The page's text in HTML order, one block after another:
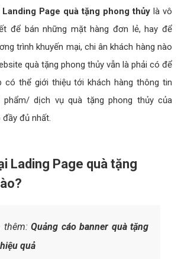
Page quà tặng phong thủy là vô
để bán những mặt hàng đơn lẻ, hay để
trình khuyến mại, chi ân khách hàng nào
quà tặng phong thủy vẫn là phải có để
có thể giới thiệu tới khách hàng thông tin
phẩm/ dịch vụ quà tặng phong thủy của
đầy đủ nhất.
Lading Page quà tặng
thêm:Quảng cáo banner quà tặng
quả